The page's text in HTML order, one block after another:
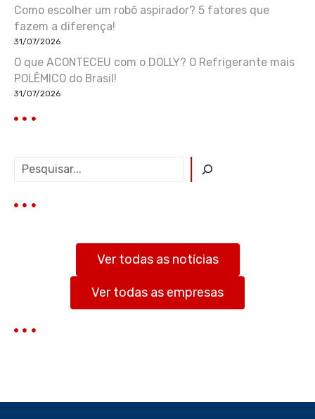
Como escolher um robô aspirador? 5 fatores que
fazem a diferença!
31/07/2026
O que ACONTECEU com o DOLLY? O Refrigerante mais
POLÊMICO do Brasil!
31/07/2026
q
Ver todas as notícias
Ver todas as empresas